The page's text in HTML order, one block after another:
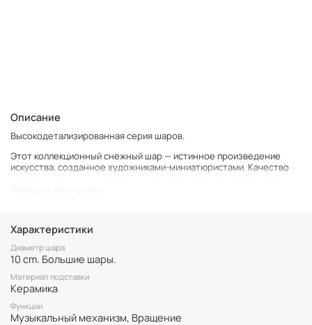
Описание
Высокодетализированная серия шаров.
Этот коллекционный снежный шар — истинное произведение
искусства, созданное художниками-миниатюристами. Качество
исполнения поражает своей точностью и реализмом. Каждый
водяные лилии. Маленькая стрекоза и эльф с полупрозрачными
тонкими крыльями.
Изящное керамическое основание представляет собой букет
водяных лилий.
При заводе музыкального механизма, внутренняя сцена
начинает вращаться, и звучит мелодия "Song For You".
Характеристики
Диаметр шара
10 cm. Большие шары.
Материал подставки
Керамика
Функции
Музыкальный механизм, Вращение